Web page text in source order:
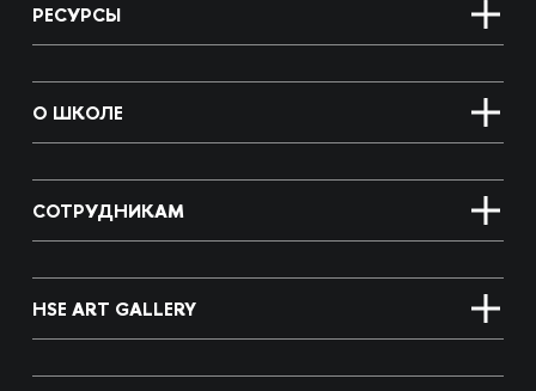
РЕСУРСЫ
О ШКОЛЕ
СОТРУДНИКАМ
HSE ART GALLERY